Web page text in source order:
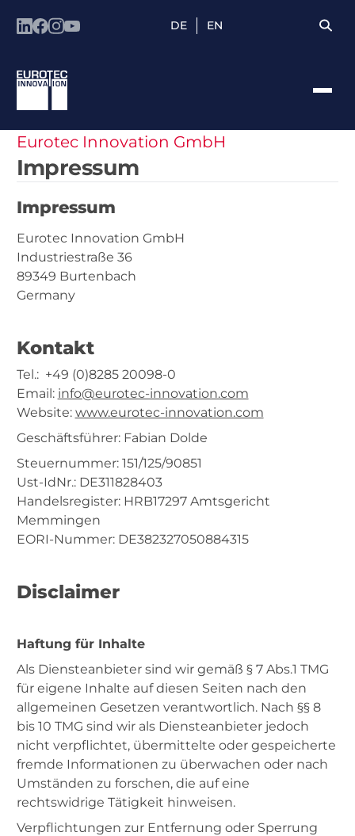
DE EN
Eurotec Innovation GmbH
Impressum
Impressum
Eurotec Innovation GmbH
Industriestraße 36
89349 Burtenbach
Germany
Kontakt
Tel.: +49 (0)8285 20098-0
Email: info@eurotec-innovation.com
Website: www.eurotec-innovation.com
Geschäftsführer: Fabian Dolde
Steuernummer: 151/125/90851
Ust-IdNr.: DE311828403
Handelsregister: HRB17297 Amtsgericht
Memmingen
EORI-Nummer: DE382327050884315
Disclaimer
Haftung für Inhalte
Als Diensteanbieter sind wir gemäß § 7 Abs.1 TMG
für eigene Inhalte auf diesen Seiten nach den
allgemeinen Gesetzen verantwortlich. Nach §§ 8
bis 10 TMG sind wir als Diensteanbieter jedoch
nicht verpflichtet, übermittelte oder gespeicherte
fremde Informationen zu überwachen oder nach
Umständen zu forschen, die auf eine
rechtswidrige Tätigkeit hinweisen.
Verpflichtungen zur Entfernung oder Sperrung